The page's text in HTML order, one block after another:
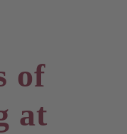
of
at